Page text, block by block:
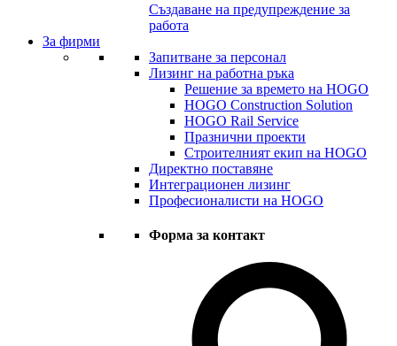
Създаване на предупреждение за
работа
За фирми
Запитване за персонал
Лизинг на работна ръка
Решение за времето на HOGO
HOGO Construction Solution
HOGO Rail Service
Празнични проекти
Строителният екип на HOGO
Директно поставяне
Интеграционен лизинг
Професионалисти на HOGO
Форма за контакт